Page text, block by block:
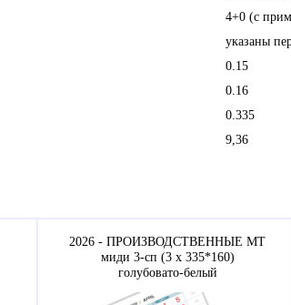
4+0 (с
указаны
0.15
0.16
0.335
9,36
2026 - ПРОИЗВОДСТВЕННЫЕ МТ
миди 3-сп (3 х 335*160)
голубовато-белый